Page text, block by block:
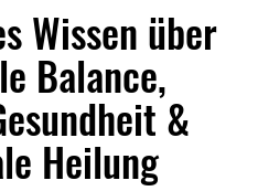
Wissen über
Balance,
&
Heilung